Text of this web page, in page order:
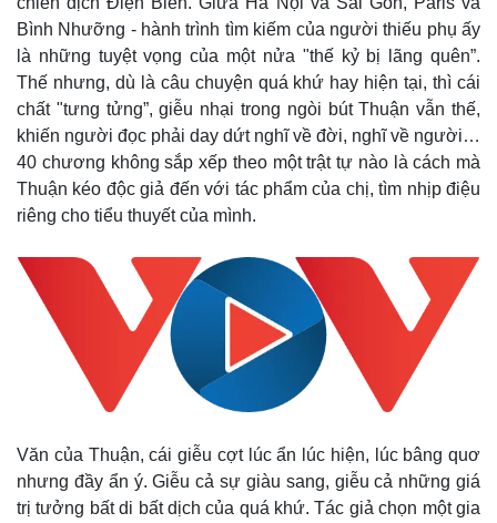
Thể thao
Bóng đá
Lịch thi đấu bóng đá
Thế giới thể thao
eSports
Hậu trường
Ô tô - Xe máy
Ô tô
Xe máy
Tư vấn
Bình Nhưỡng - hành trình tìm kiếm của người thiếu phụ ấy
là những tuyệt vọng của một nửa "thế kỷ bị lãng quên”.
Thế nhưng, dù là câu chuyện quá khứ hay hiện tại, thì cái
chất "tưng tửng”, giễu nhại trong ngòi bút Thuận vẫn thế,
khiến người đọc phải day dứt nghĩ về đời, nghĩ về người…
40 chương không sắp xếp theo một trật tự nào là cách mà
Thuận kéo độc giả đến với tác phẩm của chị, tìm nhịp điệu
riêng cho tiểu thuyết của mình.
Văn của Thuận, cái giễu cợt lúc ẩn lúc hiện, lúc bâng quơ
nhưng đầy ẩn ý. Giễu cả sự giàu sang, giễu cả những giá
trị tưởng bất di bất dịch của quá khứ. Tác giả chọn một gia